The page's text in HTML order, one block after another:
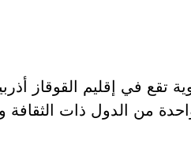
تقع في إقليم القوقاز
من الدول ذات